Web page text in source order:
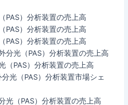
PAS）分析装置の売上高
PAS）分析装置の売上高
PAS）分析装置の売上高
分光（PAS）分析装置の売上高
（PAS）分析装置の売上高
光（PAS）分析装置市場シェ
光（PAS）分析装置の売上高